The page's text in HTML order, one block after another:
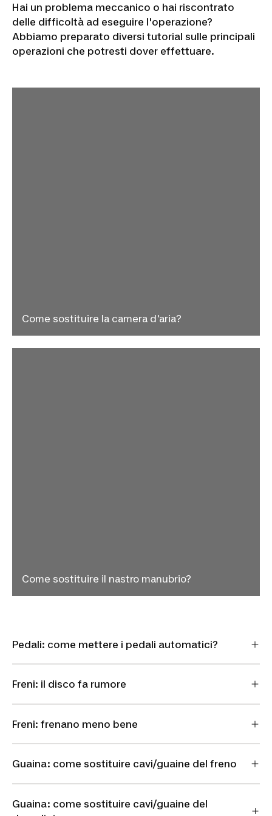
Hai un problema meccanico o hai riscontrato
delle difficoltà ad eseguire l'operazione?
Abbiamo preparato diversi tutorial sulle principali
operazioni che potresti dover effettuare.
Come sostituire la camera d'aria?
Come sostituire il nastro manubrio?
Pedali: come mettere i pedali automatici?
Freni: il disco fa rumore
Freni: frenano meno bene
Guaina: come sostituire cavi/guaine del freno
Guaina: come sostituire cavi/guaine del